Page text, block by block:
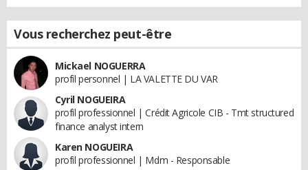
Vous recherchez peut-être
Mickael NOGUERRA
profil personnel | LA VALETTE DU VAR
Cyril NOGUEIRA
profil professionnel | Crédit Agricole CIB - Tmt structured
finance analyst intern
Karen NOGUEIRA
profil professionnel | Mdm - Responsable